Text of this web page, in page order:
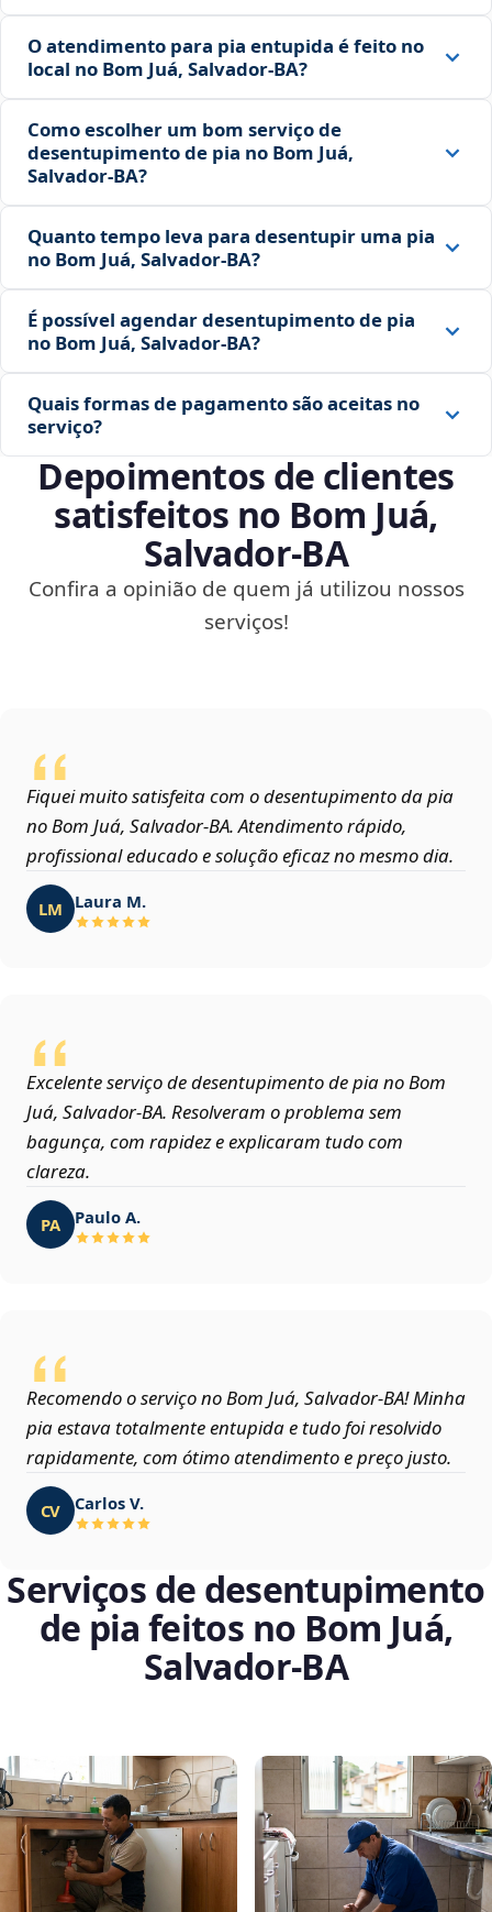
O atendimento para pia entupida é feito no
local no Bom Juá, Salvador‑BA?
Como escolher um bom serviço de
desentupimento de pia no Bom Juá,
Salvador‑BA?
Quanto tempo leva para desentupir uma pia
no Bom Juá, Salvador‑BA?
É possível agendar desentupimento de pia
no Bom Juá, Salvador‑BA?
Quais formas de pagamento são aceitas no
serviço?
Depoimentos de clientes
satisfeitos no Bom Juá,
Salvador‑BA
Confira a opinião de quem já utilizou nossos
serviços!
Fiquei muito satisfeita com o desentupimento da pia
no Bom Juá, Salvador‑BA. Atendimento rápido,
profissional educado e solução eficaz no mesmo dia.
LM Laura M.
Excelente serviço de desentupimento de pia no Bom
Juá, Salvador‑BA. Resolveram o problema sem
bagunça, com rapidez e explicaram tudo com
clareza.
PA Paulo A.
Recomendo o serviço no Bom Juá, Salvador‑BA! Minha
pia estava totalmente entupida e tudo foi resolvido
rapidamente, com ótimo atendimento e preço justo.
CV Carlos V.
Serviços de desentupimento
de pia feitos no Bom Juá,
Salvador‑BA